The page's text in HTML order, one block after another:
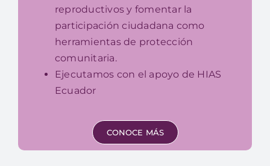
reproductivos y fomentar la
participación ciudadana como
herramientas de protección
comunitaria.
Ejecutamos con el apoyo de HIAS
Ecuador
CONOCE MÁS